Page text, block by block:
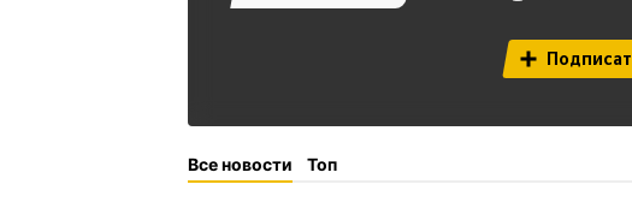
Все новости Топ